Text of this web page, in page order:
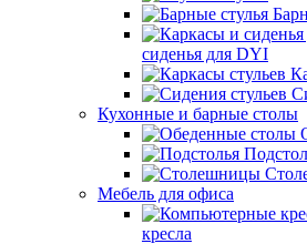
сиденья для DYI
Кухонные и барные столы
Мебель для офиса
кресла